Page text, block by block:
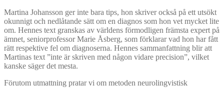
Martina Johansson ger inte bara tips, hon skriver också på ett utsökt
okunnigt och nedlåtande sätt om en diagnos som hon vet mycket lite
om. Hennes text granskas av världens förmodligen främsta expert på
ämnet, seniorprofessor Marie Åsberg, som förklarar vad hon har fått
rätt respektive fel om diagnoserna. Hennes sammanfattning blir att
Martinas text ”inte är skriven med någon vidare precision”, vilket
kanske säger det mesta.
Förutom utmattning pratar vi om metoden neurolingvistisk